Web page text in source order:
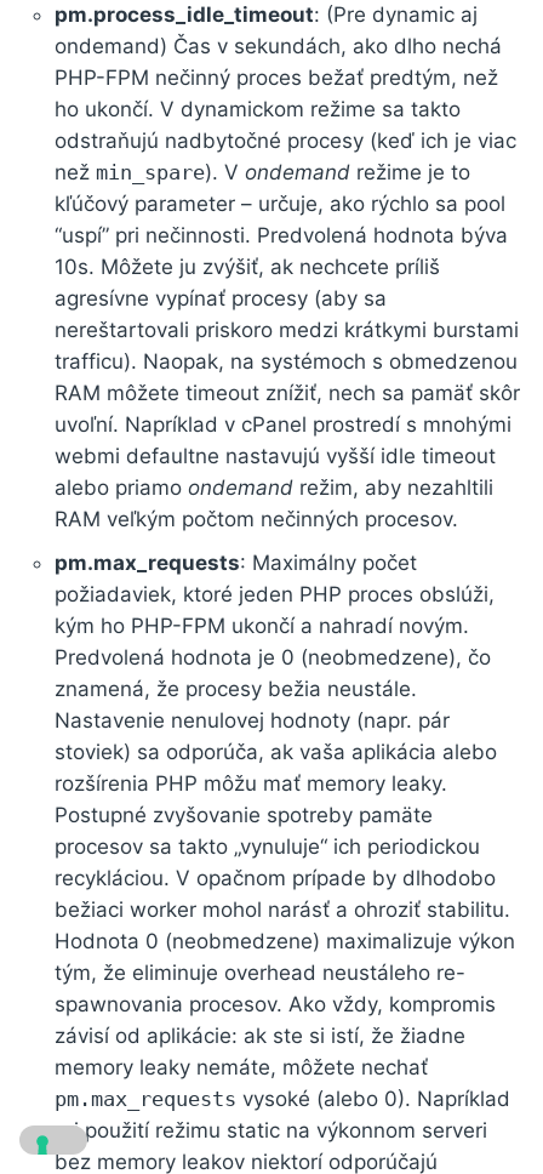
pm.process_idle_timeout: (Pre dynamic aj
ondemand) Čas v sekundách, ako dlho nechá
PHP-FPM nečinný proces bežať predtým, než
ho ukončí. V dynamickom režime sa takto
odstraňujú nadbytočné procesy (keď ich je viac
než min_spare). V ondemand režime je to
kľúčový parameter – určuje, ako rýchlo sa pool
“uspí” pri nečinnosti. Predvolená hodnota býva
10s. Môžete ju zvýšiť, ak nechcete príliš
agresívne vypínať procesy (aby sa
nereštartovali priskoro medzi krátkymi burstami
trafficu). Naopak, na systémoch s obmedzenou
RAM môžete timeout znížiť, nech sa pamäť skôr
uvoľní. Napríklad v cPanel prostredí s mnohými
webmi defaultne nastavujú vyšší idle timeout
alebo priamo ondemand režim, aby nezahltili
RAM veľkým počtom nečinných procesov.
pm.max_requests: Maximálny počet
požiadaviek, ktoré jeden PHP proces obslúži,
kým ho PHP-FPM ukončí a nahradí novým.
Predvolená hodnota je 0 (neobmedzene), čo
znamená, že procesy bežia neustále.
Nastavenie nenulovej hodnoty (napr. pár
stoviek) sa odporúča, ak vaša aplikácia alebo
rozšírenia PHP môžu mať memory leaky.
Postupné zvyšovanie spotreby pamäte
procesov sa takto „vynuluje“ ich periodickou
recykláciou. V opačnom prípade by dlhodobo
bežiaci worker mohol narásť a ohroziť stabilitu.
Hodnota 0 (neobmedzene) maximalizuje výkon
tým, že eliminuje overhead neustáleho re-
spawnovania procesov. Ako vždy, kompromis
závisí od aplikácie: ak ste si istí, že žiadne
memory leaky nemáte, môžete nechať
pm.max_requests vysoké (alebo 0). Napríklad
pri použití režimu static na výkonnom serveri
bez memory leakov niektorí odporúčajú